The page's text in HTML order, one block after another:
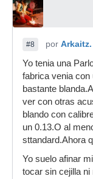
#8 por Arkaitz.
Yo tenia una
fabrica venia con
bastante
ver con otras
blando con
un 0.13.O al
sttandard.Ahora
Yo suelo afinar
tocar sin cejilla